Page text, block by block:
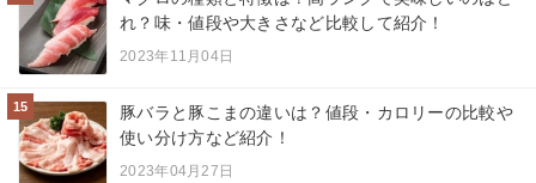
れ？味・値段や大きさなど比較して紹介！
2023年11月04日
15
豚バラと豚こまの違いは？値段・カロリーの比較や
使い分け方など紹介！
2023年04月27日